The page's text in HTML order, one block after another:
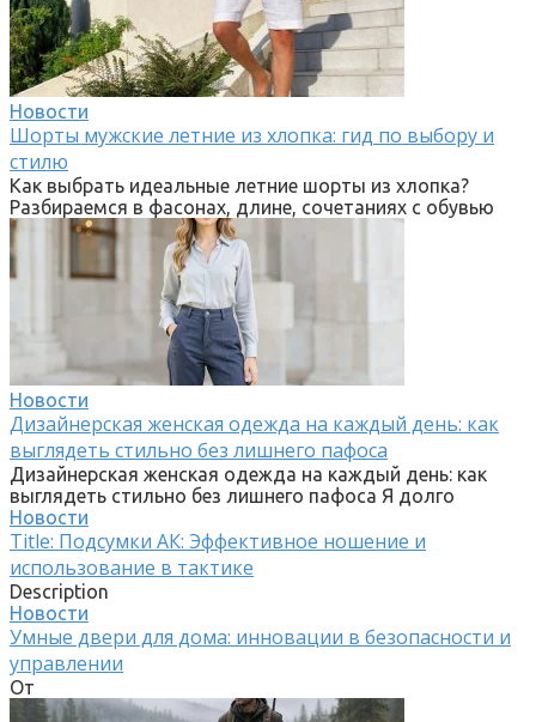
Новости
Шорты мужские летние из хлопка: гид по выбору и
стилю
Как выбрать идеальные летние шорты из хлопка?
Разбираемся в фасонах, длине, сочетаниях с обувью
Новости
Дизайнерская женская одежда на каждый день: как
выглядеть стильно без лишнего пафоса
Дизайнерская женская одежда на каждый день: как
выглядеть стильно без лишнего пафоса Я долго
Новости
Title: Подсумки АК: Эффективное ношение и
использование в тактике
Description
Новости
Умные двери для дома: инновации в безопасности и
управлении
От